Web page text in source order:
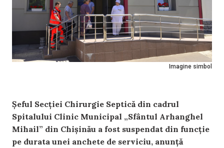
Imagine simbol
Șeful Secției Chirurgie Septică din cadrul
Spitalului Clinic Municipal „Sfântul Arhanghel
Mihail” din Chișinău a fost suspendat din funcție
pe durata unei anchete de serviciu, anunță